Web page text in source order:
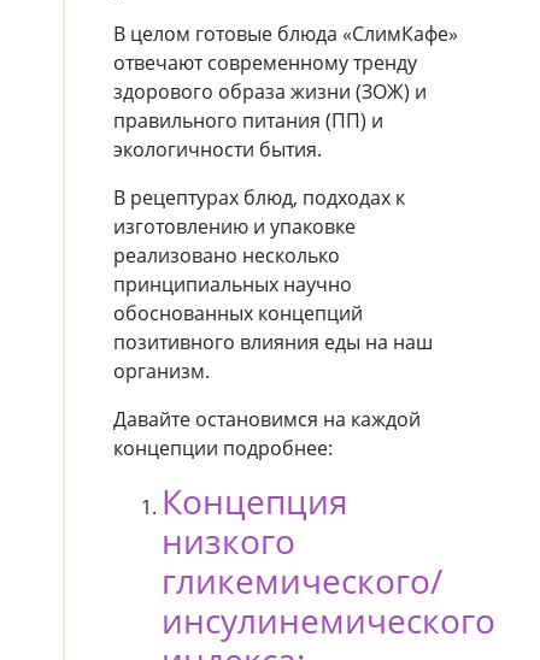
В целом готовые блюда «СлимКафе»
отвечают современному тренду
здорового образа жизни (ЗОЖ) и
правильного питания (ПП) и
экологичности бытия.
В рецептурах блюд, подходах к
изготовлению и упаковке
реализовано несколько
принципиальных научно
обоснованных концепций
позитивного влияния еды на наш
организм.
Давайте остановимся на каждой
концепции подробнее:
Концепция
низкого
гликемического/
инсулинемического